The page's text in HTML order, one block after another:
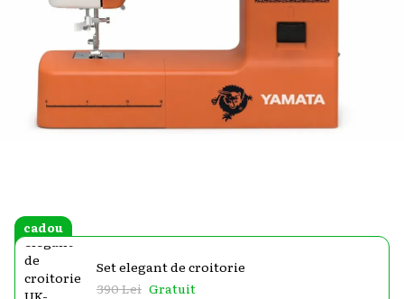
cadou
Set elegant de croitorie
390 Lei Gratuit